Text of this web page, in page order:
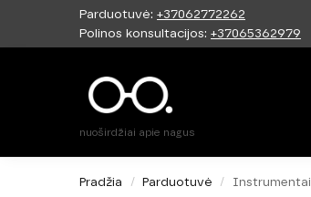
Parduotuvė: +37062772262
Polinos konsultacijos: +37065362979
nuoširdžiai apie nagus
Paieška
Pradžia / Parduotuvė / Instrumentai